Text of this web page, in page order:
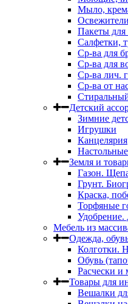
Мыло,
Пакеты для
Салфетки,
Ср-ва для
Ср-ва для
Ср-ва лич.
Ср-ва от
Детский
Зимние
Игрушки
Канцелярия
Земля и
Газон.
Грунт.
Краска,
Торфяные
Мебель из
Одежда,
Колготки.
Обувь
Расчески и
Товары для
Вешалки